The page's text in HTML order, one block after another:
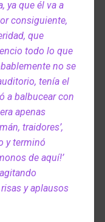
ya que él va a
consiguiente,
que
todo lo que
no se
tenía el
a balbucear con
apenas
traidores’,
y terminó
de aquí!’
y aplausos